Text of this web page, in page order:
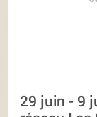
29 juin - 9